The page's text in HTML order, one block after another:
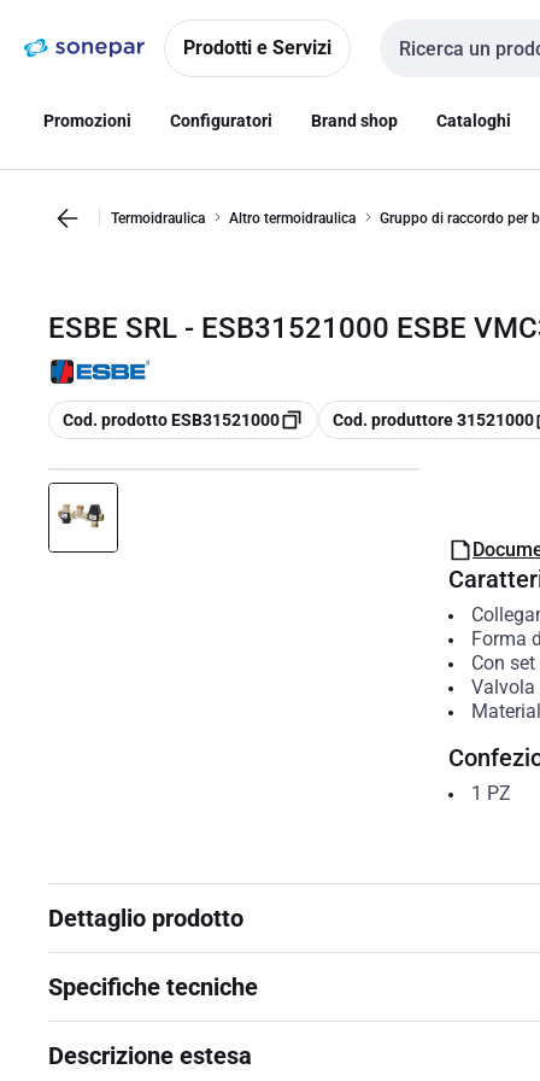
navigazionealla
Prodotti e Servizi
Cerca input
Promozioni Configuratori Brand shop Cataloghi
Termoidraulica Altro termoidraulica Gruppo di raccordo per
ESBE SRL - ESB31521000 ESBE
copia
Cod. prodotto ESB31521000 copia
Cod. produttore 31521000
Forma
Con
Valvola
1 PZ
Dettaglio prodotto
Specifiche tecniche
Descrizione estesa